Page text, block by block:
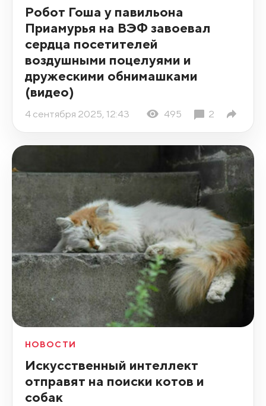
Робот Гоша у павильона
Приамурья на ВЭФ завоевал
сердца посетителей
воздушными поцелуями и
дружескими обнимашками
(видео)
4 сентября 2025, 12:43 495 2
НОВОСТИ
Искусственный интеллект
отправят на поиски котов и
собак